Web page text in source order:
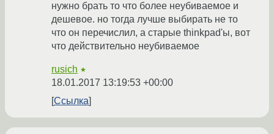
нужно брать то что более неубиваемое и
дешевое. но тогда лучше выбирать не то
что он перечислил, а старые thinkpad'ы, вот
что действительно неубиваемое
rusich ★
18.01.2017 13:19:53 +00:00
Ссылка